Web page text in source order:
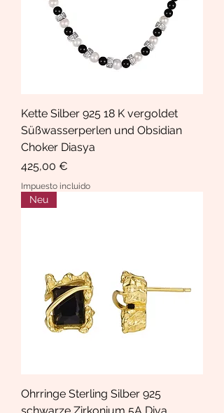
Kette Silber 925 18 K vergoldet
Süßwasserperlen und Obsidian
Choker Diasya
Precio
425,00 €
Impuesto incluido
Neu
Ohrringe Sterling Silber 925